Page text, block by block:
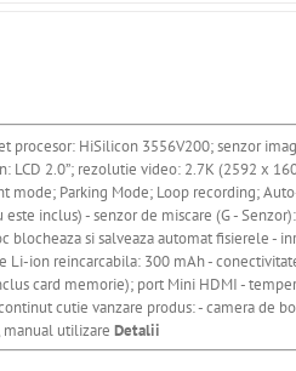
procesor: HiSilicon 3556V200; senzor
LCD 2.0”; rezolutie video: 2.7K (2592 x
mode; Parking Mode; Loop recording;
inclus) - senzor de miscare (G -
blocheaza si salveaza automat fisierele -
ion reincarcabila: 300 mAh -
card memorie); port Mini HDMI -
cutie vanzare produs: - camera de
manual utilizare Detalii